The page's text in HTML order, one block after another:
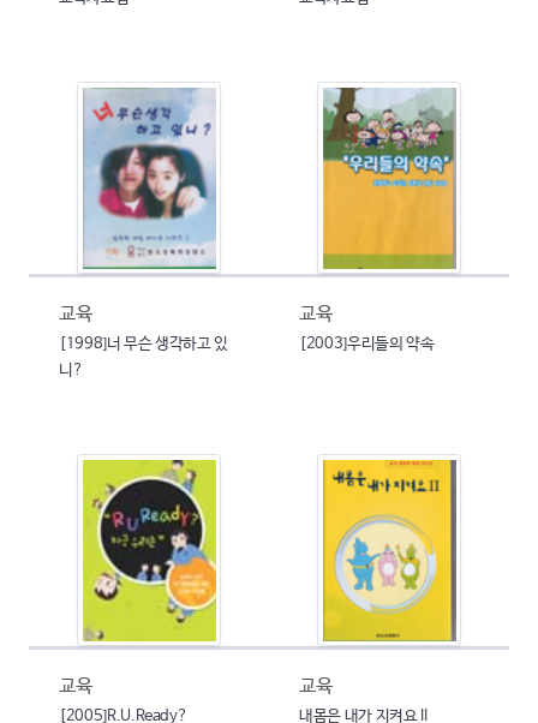
교육
[1998]너 무슨 생각하고 있
니?
교육
[2003]우리들의 약속
교육
[2005]R.U.Ready?
교육
내몸은 내가 지켜요 II